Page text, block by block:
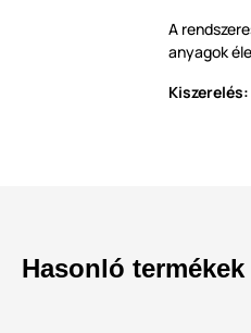
A
anyagok
Kiszerelés:
Hasonló termékek